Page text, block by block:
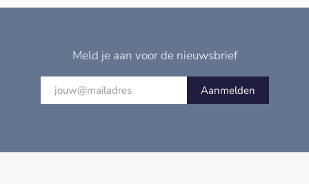
Meld je aan voor de nieuwsbrief
Aanmelden